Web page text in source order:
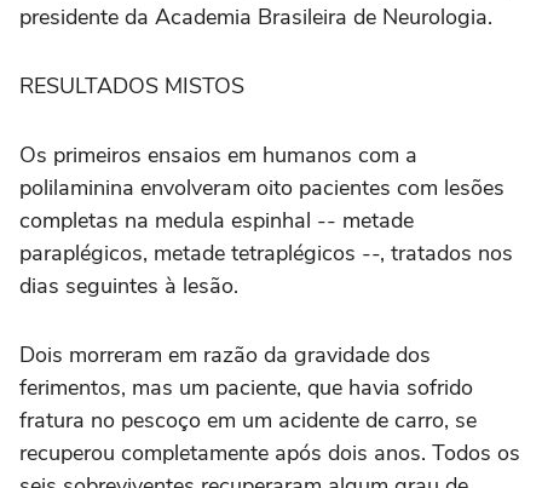
presidente da Academia Brasileira de Neurologia.
RESULTADOS MISTOS
Os primeiros ensaios em humanos com a
polilaminina envolveram oito pacientes com lesões
⁠completas na medula espinhal -- metade
paraplégicos, metade tetraplégicos --, tratados nos
dias seguintes à lesão.
Dois morreram em razão da gravidade dos
ferimentos, mas ‌um paciente, que havia sofrido
fratura no pescoço em um acidente ‌de carro, se
recuperou completamente após dois anos. Todos os